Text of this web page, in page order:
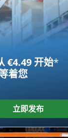
€4.49 开始*
着您
立即发布